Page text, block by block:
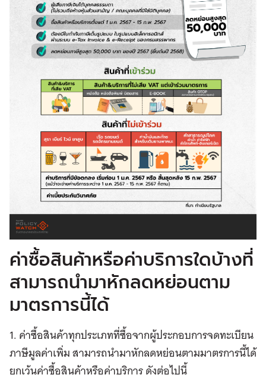
ค่าซื้อสินค้าหรือค่าบริการใดบ้างที่
สามารถนำมาหักลดหย่อนตาม
มาตรการนี้ได้
1. ค่าซื้อสินค้าทุกประเภทที่ซื้อจากผู้ประกอบการจดทะเบียน
ภาษีมูลค่าเพิ่ม สามารถนำมาหักลดหย่อนตามมาตรการนี้ได้
ยกเว้นค่าซื้อสินค้าหรือค่าบริการ ดังต่อไปนี้